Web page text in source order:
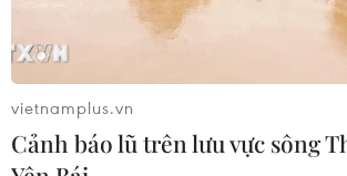
Quảng
Liên hệ
Giấy phép số: 1374/GP-BTTTT do Bộ Thông
vietnamplus.vn
Cảnh báo lũ trên lưu vực sông